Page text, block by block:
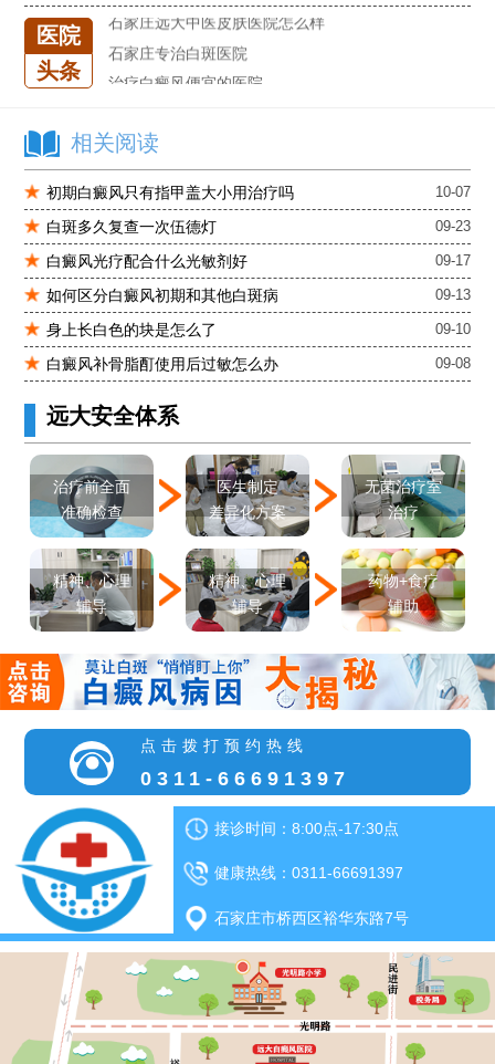
医院
头条
石家庄远大中医皮肤医院怎么样
石家庄专治白斑医院
治疗白癜风便宜的医院
进口芦可替尼临床公益招募50名——石家庄远大第5届青少年白癜风复色夏令营启动
肚子上有几块白色斑块怎么治
相关阅读
初期白癜风只有指甲盖大小用治疗吗 10-07
白斑多久复查一次伍德灯 09-23
白癜风光疗配合什么光敏剂好 09-17
如何区分白癜风初期和其他白斑病 09-13
身上长白色的块是怎么了 09-10
白癜风补骨脂酊使用后过敏怎么办 09-08
远大安全体系
治疗前全面
准确检查
医生制定
差异化方案
无菌治疗室
治疗
精神、心理
辅导
精神、心理
辅导
药物+食疗
辅助
点击拨打预约热线
0311-66691397
接诊时间：8:00点-17:30点
健康热线：0311-66691397
石家庄市桥西区裕华东路7号